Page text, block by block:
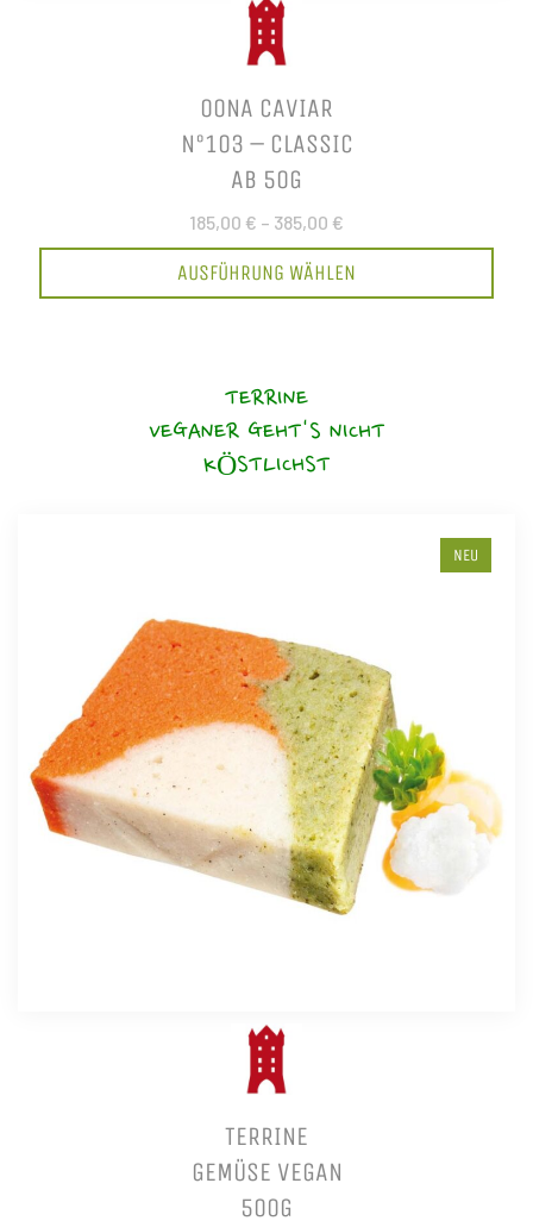
OONA CAVIAR
N°103 – CLASSIC
AB 50G
185,00 € – 385,00 €
AUSFÜHRUNG WÄHLEN
TERRINE
VEGANER GEHT'S NICHT
KÖSTLICHST
NEU
TERRINE
GEMÜSE VEGAN
500G